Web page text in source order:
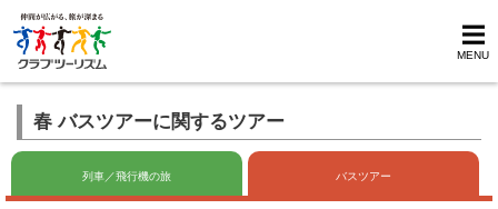
MENU
春 バスツアーに関するツアー
列車／飛行機の旅 バスツアー